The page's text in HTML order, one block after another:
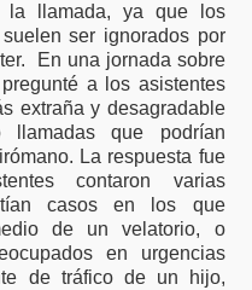
la llamada, ya que los
ser ignorados por
En una jornada sobre
a los asistentes
extraña y desagradable
que podrían
La respuesta fue
contaron varias
casos en los que
de un velatorio, o
en urgencias
de tráfico de un hijo,